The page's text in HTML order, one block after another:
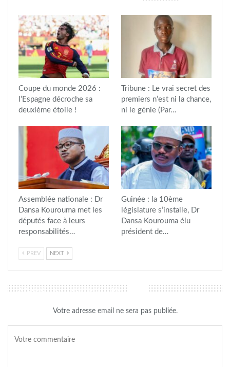
Coupe du monde 2026 :
l’Espagne décroche sa
deuxième étoile !
Tribune : Le vrai secret des
premiers n’est ni la chance,
ni le génie (Par…
Assemblée nationale : Dr
Dansa Kourouma met les
députés face à leurs
responsabilités…
Guinée : la 10ème
législature s’installe, Dr
Dansa Kourouma élu
président de…
PREV NEXT
LAISSER UN COMMENTAIRE
Votre adresse email ne sera pas publiée.